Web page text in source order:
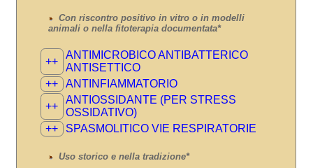
Con riscontro positivo in vitro o in modelli
animali o nella fitoterapia documentata*
++
ANTIMICROBICO ANTIBATTERICO
ANTISETTICO
++
ANTINFIAMMATORIO
++
ANTIOSSIDANTE (PER STRESS
OSSIDATIVO)
++
SPASMOLITICO VIE RESPIRATORIE
Uso storico e nella tradizione*